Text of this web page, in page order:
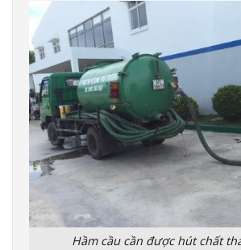
Hầm cầu cần được hút chất